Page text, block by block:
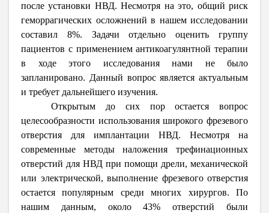
после установки НВД. Несмотря на это, общий риск
геморрагических осложнений в нашем исследовании
составил 8%. Задачи отдельно оценить группу
пациентов cприменением антикоагулянтной терапии
в ходе этого исследования нами не было
запланировано. Данный вопрос является актуальным
и требует дальнейшего изучения.
Открытым до сих пор остается вопрос
целесообразности использования широкого фрезевого
отверстия для имплантации НВД. Несмотря на
современные методы наложения трефинационных
отверстий для НВД при помощи дрели, механической
или электрической, выполнение фрезевого отверстия
остается популярным среди многих хирургов. По
нашим данным, около 43% отверстий были